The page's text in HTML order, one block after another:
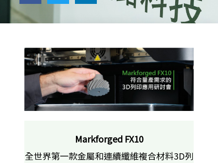
Markforged FX10
全世界第一款金屬和連續纖維複合材料3D列